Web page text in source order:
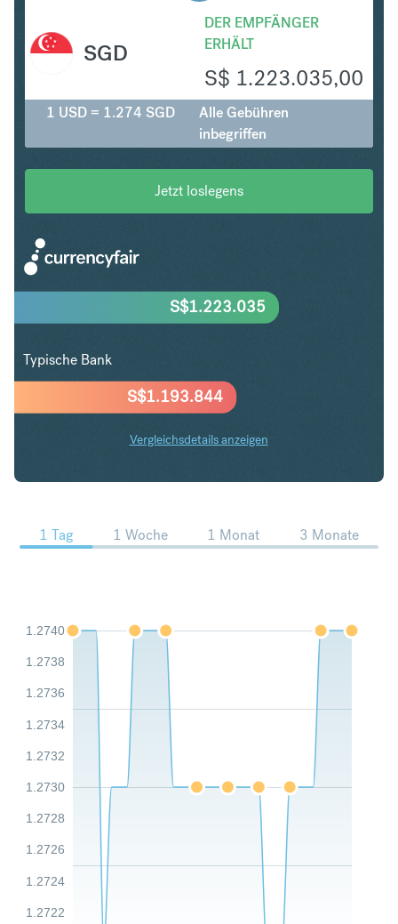
DER EMPFÄNGER
ERHÄLT
S$ 1.223.035,00
SGD
1 USD = 1.274 SGD
Alle Gebühren
inbegriffen
Jetzt loslegens
S$1.193.844
S$1.223.035
Typische Bank
Vergleichsdetails anzeigen
USD in SGD Trends
1 Tag 1 Woche 1 Monat 3 Monate
1.2722
1.2724
1.2726
1.2728
1.2730
1.2732
1.2734
1.2736
1.2738
1.2740